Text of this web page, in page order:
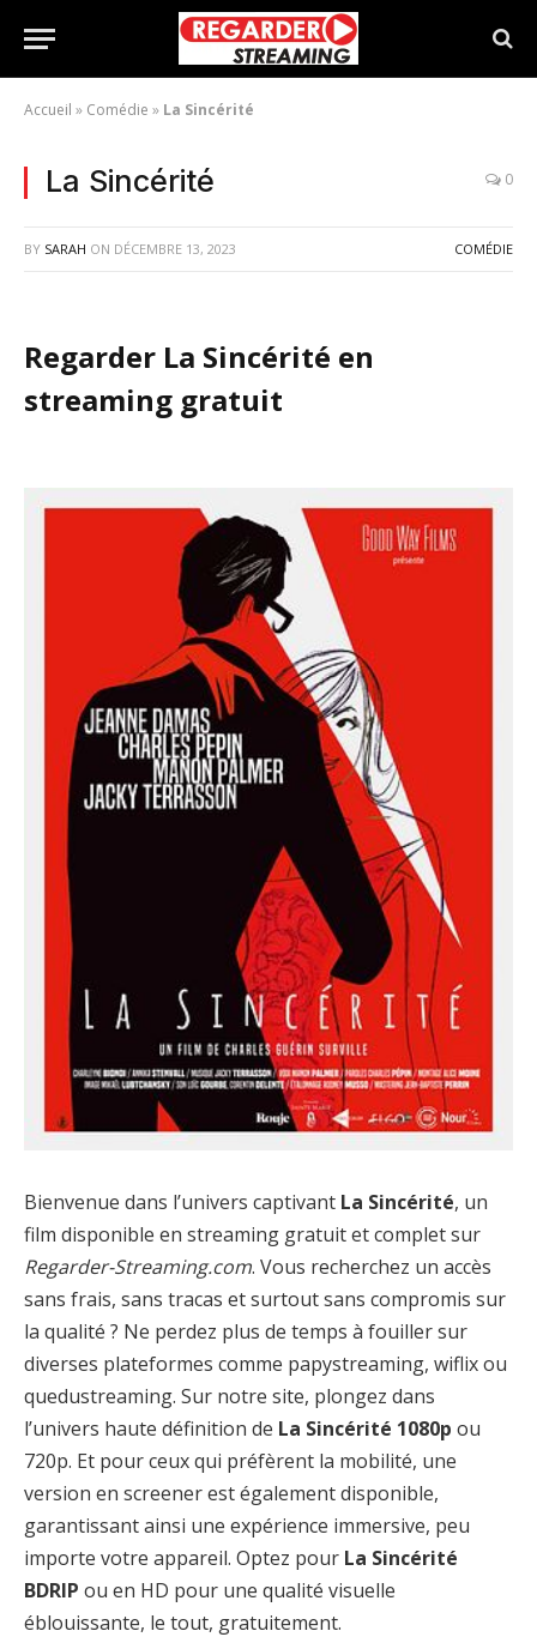
Accueil » Comédie » La Sincérité
La Sincérité 0
BY SARAH ON DÉCEMBRE 13, 2023 COMÉDIE
Regarder La Sincérité en
streaming gratuit
Bienvenue dans l’univers captivant La Sincérité, un
film disponible en streaming gratuit et complet sur
Regarder-Streaming.com. Vous recherchez un accès
sans frais, sans tracas et surtout sans compromis sur
la qualité ? Ne perdez plus de temps à fouiller sur
diverses plateformes comme papystreaming, wiflix ou
quedustreaming. Sur notre site, plongez dans
l’univers haute définition de La Sincérité 1080p ou
720p. Et pour ceux qui préfèrent la mobilité, une
version en screener est également disponible,
garantissant ainsi une expérience immersive, peu
importe votre appareil. Optez pour La Sincérité
BDRIP ou en HD pour une qualité visuelle
éblouissante, le tout, gratuitement.